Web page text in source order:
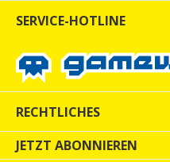
SERVICE-HOTLINE
RECHTLICHES
JETZT ABONNIEREN